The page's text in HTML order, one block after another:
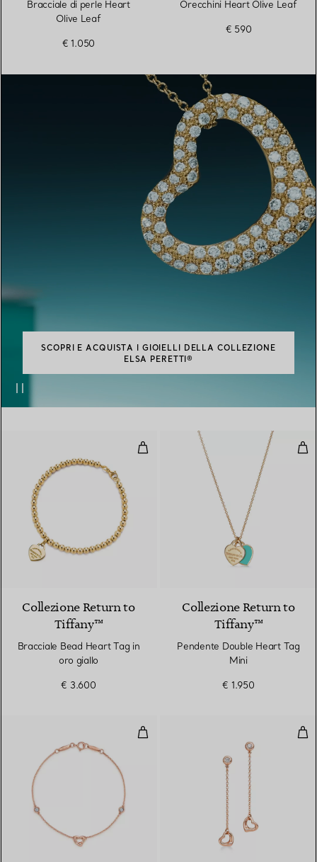
Bracciale di perle Heart
Olive Leaf
€ 1.050
Orecchini Heart Olive Leaf
€ 590
SCOPRI E ACQUISTA I GIOIELLI DELLA COLLEZIONE
ELSA PERETTI®
Bracciale Bead Heart Tag in oro
2 Materiali
Collezione Return to
Tiffany™
Bracciale Bead Heart Tag in
oro giallo
€ 3.600
Collezione Return to
Tiffany™
Pendente Double Heart Tag
Mini
€ 1.950
Bracciale Open Heart